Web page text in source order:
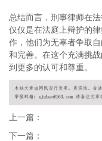
总结而言，刑事律师在
仅仅是在法庭上辩护的
作，他们为无辜者争取
和完善。在这个充满挑
到更多的认可和尊重。
上一篇：
下一篇：